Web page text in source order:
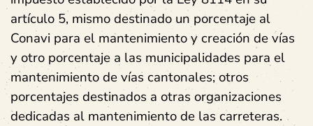
artículo 5, mismo destinado un porcentaje al
Conavi para el mantenimiento y creación de vías
y otro porcentaje a las municipalidades para el
mantenimiento de vías cantonales; otros
porcentajes destinados a otras organizaciones
dedicadas al mantenimiento de las carreteras.